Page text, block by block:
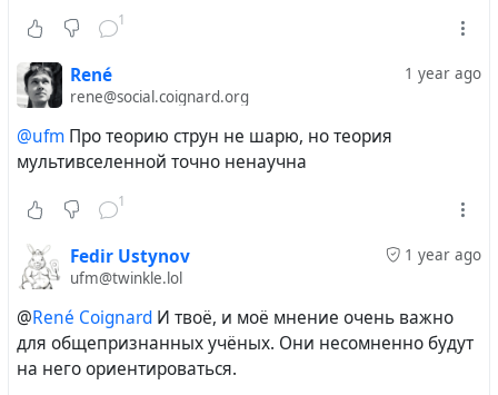
1
1 year ago
René
rene@social.coignard.org
@ufm Про теорию струн не шарю, но теория
мультивселенной точно ненаучна
1
1 year ago
Fedir Ustynov
ufm@twinkle.lol
@René Coignard И твоё, и моё мнение очень важно
для общепризнанных учёных. Они несомненно будут
на него ориентироваться.